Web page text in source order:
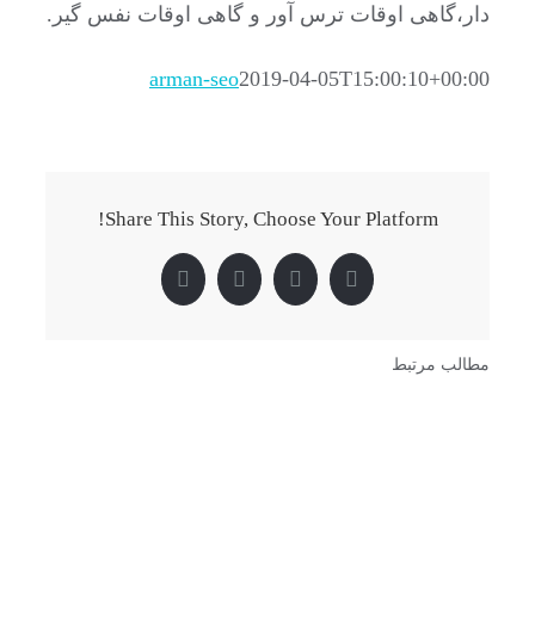
دار،گاهی اوقات ترس آور و گاهی اوقات نفس گیر.
arman-seo2019-04-05T15:00:10+00:00
Share This Story, Choose Your Platform!
Facebook
Twitter
LinkedIn
Pinterest
مطالب مرتبط